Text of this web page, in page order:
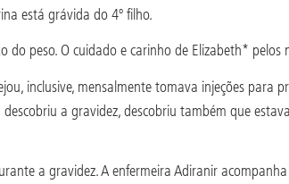
está grávida do 4º filho.
peso. O cuidado e carinho de Elizabeth* pelos
inclusive, mensalmente tomava injeções para
a gravidez, descobriu também que
a gravidez. A enfermeira Adiranir